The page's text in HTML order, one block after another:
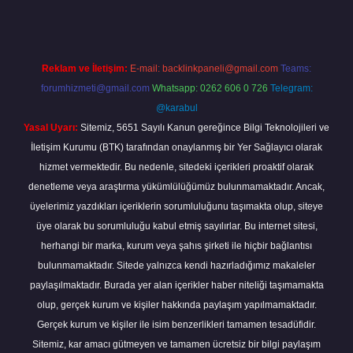
Reklam ve İletişim: E-mail: backlinkpaneli@gmail.com Teams:
forumhizmeti@gmail.com Whatsapp: 0262 606 0 726 Telegram:
@karabul
Yasal Uyarı: Sitemiz, 5651 Sayılı Kanun gereğince Bilgi Teknolojileri ve
İletişim Kurumu (BTK) tarafından onaylanmış bir Yer Sağlayıcı olarak
hizmet vermektedir. Bu nedenle, sitedeki içerikleri proaktif olarak
denetleme veya araştırma yükümlülüğümüz bulunmamaktadır. Ancak,
üyelerimiz yazdıkları içeriklerin sorumluluğunu taşımakta olup, siteye
üye olarak bu sorumluluğu kabul etmiş sayılırlar. Bu internet sitesi,
herhangi bir marka, kurum veya şahıs şirketi ile hiçbir bağlantısı
bulunmamaktadır. Sitede yalnızca kendi hazırladığımız makaleler
paylaşılmaktadır. Burada yer alan içerikler haber niteliği taşımamakta
olup, gerçek kurum ve kişiler hakkında paylaşım yapılmamaktadır.
Gerçek kurum ve kişiler ile isim benzerlikleri tamamen tesadüfidir.
Sitemiz, kar amacı gütmeyen ve tamamen ücretsiz bir bilgi paylaşım